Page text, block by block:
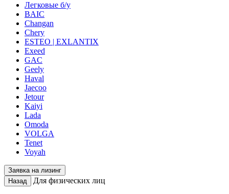
Легковые б/у
BAIC
Changan
Chery
ESTEO | EXLANTIX
Exeed
GAC
Geely
Haval
Jaecoo
Jetour
Kaiyi
Lada
Omoda
VOLGA
Tenet
Voyah
Заявка на лизинг
Назад
Для физических лиц